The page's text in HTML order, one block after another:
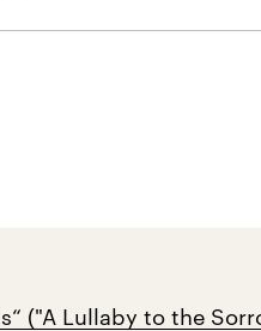
("A Lullaby to the